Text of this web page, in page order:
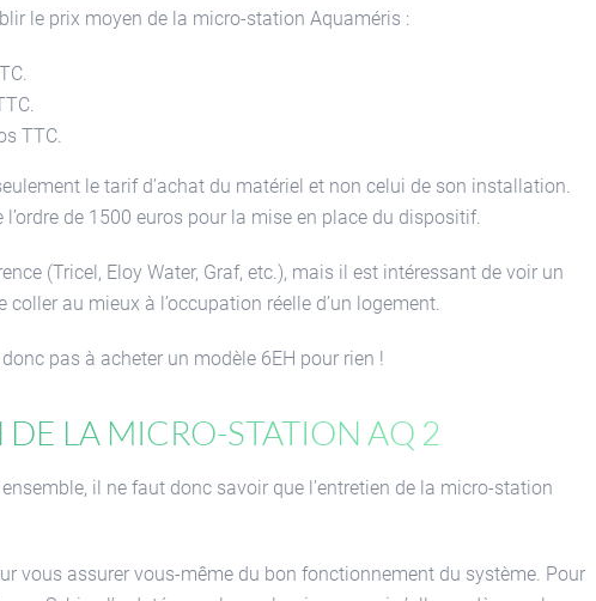
le prix moyen de la micro-station Aquaméris :
TTC.
le tarif d’achat du matériel et non celui de son installation.
de 1500 euros pour la mise en place du dispositif.
(Tricel, Eloy Water, Graf, etc.), mais il est intéressant de voir un
au mieux à l’occupation réelle d’un logement.
pas à acheter un modèle 6EH pour rien !
de la micro-stationAQ 2
il ne faut donc savoir que l’entretien de la micro-station
vous assurer vous-même du bon fonctionnement du système. Pour